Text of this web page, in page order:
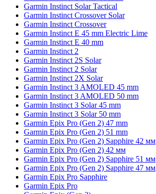
Garmin Instinct Solar Tactical
Garmin Instinct Crossover Solar
Garmin Instinct Crossover
Garmin Instinct E 45 mm Electric Lime
Garmin Instinct E 40 mm
Garmin Instinct 2
Garmin Instinct 2S Solar
Garmin Instinct 2 Solar
Garmin Instinct 2X Solar
Garmin Instinct 3 AMOLED 45 mm
Garmin Instinct 3 AMOLED 50 mm
Garmin Instinct 3 Solar 45 mm
Garmin Instinct 3 Solar 50 mm
Garmin Epix Pro (Gen 2) 47 mm
Garmin Epix Pro (Gen 2) 51 mm
Garmin Epix Pro (Gen 2) Sapphire 42 мм
Garmin Epix Pro (Gen 2) 42 мм
Garmin Epix Pro (Gen 2) Sapphire 51 мм
Garmin Epix Pro (Gen 2) Sapphire 47 мм
Garmin Epix Pro Sapphire
Garmin Epix Pro